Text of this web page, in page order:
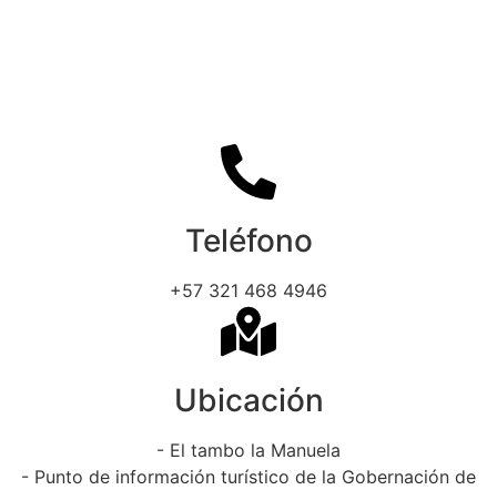
Teléfono
+57 321 468 4946
Ubicación
- El tambo la Manuela
- Punto de información turístico de la Gobernación de